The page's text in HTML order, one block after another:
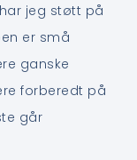
jeg støtt på
er små
ganske
forberedt på
går